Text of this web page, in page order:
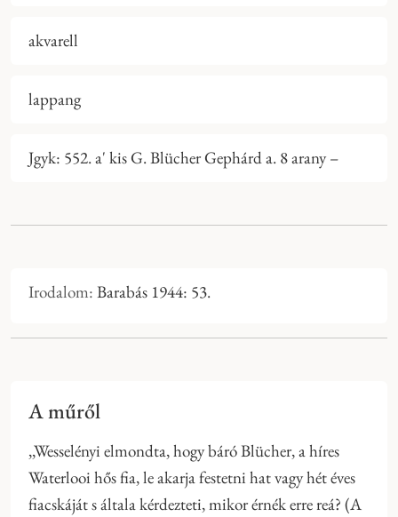
akvarell
lappang
Jgyk: 552. a' kis G. Blücher Gephárd a. 8 arany –
Irodalom: Barabás 1944: 53.
A műről
,,Wesselényi elmondta, hogy báró Blücher, a híres
Waterlooi hős fia, le akarja festetni hat vagy hét éves
fiacskáját s általa kérdezteti, mikor érnék erre reá? (A